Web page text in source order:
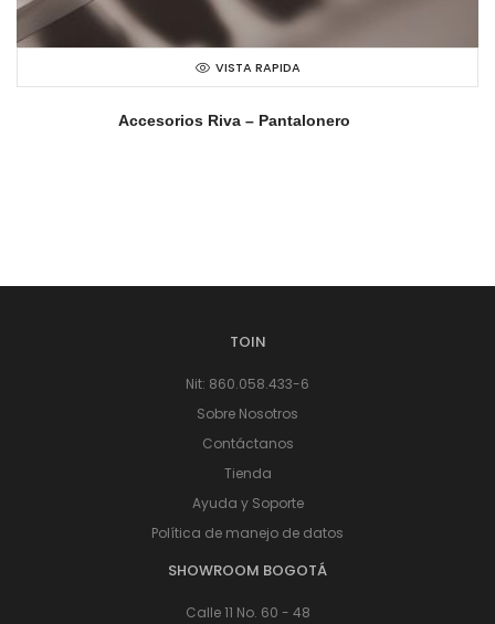
VISTA RAPIDA
Accesorios Riva – Pantalonero
TOIN
Nit: 860.058.433-6
Sobre Nosotros
Contáctanos
Tienda
Ayuda y Soporte
Política de manejo de datos
SHOWROOM BOGOTÁ
Calle 11 No. 60 - 48